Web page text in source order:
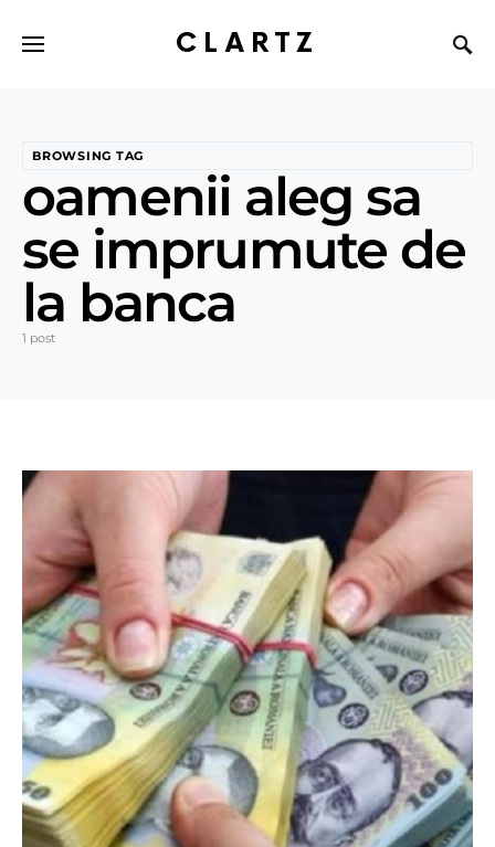
CLARTZ
BROWSING TAG
oamenii aleg sa
se imprumute de
la banca
1 post